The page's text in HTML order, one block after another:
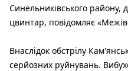
Синельниківського району,
цвинтар, повідомляє
Внаслідок обстрілу
серйозних руйнувань.